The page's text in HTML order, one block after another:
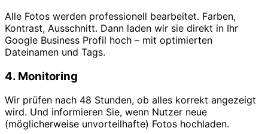
Alle Fotos werden professionell bearbeitet. Farben,
Kontrast, Ausschnitt. Dann laden wir sie direkt in Ihr
Google Business Profil hoch – mit optimierten
Dateinamen und Tags.
4. Monitoring
Wir prüfen nach 48 Stunden, ob alles korrekt angezeigt
wird. Und informieren Sie, wenn Nutzer neue
(möglicherweise unvorteilhafte) Fotos hochladen.